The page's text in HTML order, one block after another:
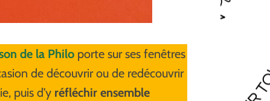
de la Philo porte sur ses fenêtres
de découvrir ou de redécouvrir
puis d’y réfléchir ensemble